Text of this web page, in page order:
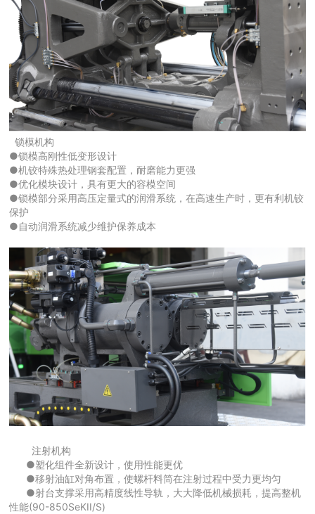
锁模机构
●锁模高刚性低变形设计
●机铰特殊热处理钢套配置，耐磨能力更强
●优化模块设计，具有更大的容模空间
●锁模部分采用高压定量式的润滑系统，在高速生产时，更有利机铰
保护
●自动润滑系统减少维护保养成本
注射机构
●塑化组件全新设计，使用性能更优
●移射油缸对角布置，使螺杆料筒在注射过程中受力更均匀
●射台支撑采用高精度线性导轨，大大降低机械损耗，提高整机
性能(90-850SeKII/S)